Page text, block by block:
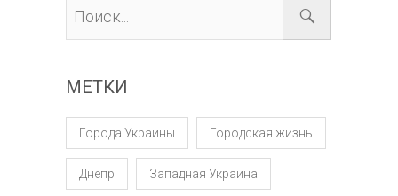
МЕТКИ
Города Украины Городская жизнь
Днепр Западная Украина